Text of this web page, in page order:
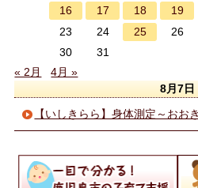
16
17 18 19
23
24 25 26
30
31
« 2月
4月 »
8月7日
【いしきらら】身体測定～おお